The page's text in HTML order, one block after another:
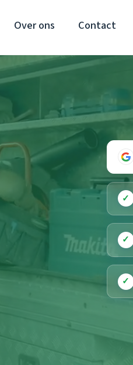
Over ons Contact
✓
✓
✓